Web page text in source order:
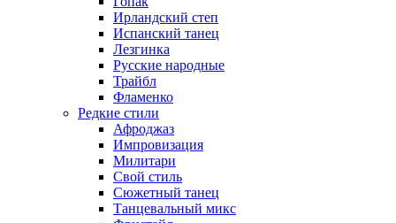
Ирландский степ
Испанский танец
Лезгинка
Русские народные
Трайбл
Фламенко
Редкие стили
Афроджаз
Импровизация
Милитари
Свой стиль
Сюжетный танец
Танцевальный микс